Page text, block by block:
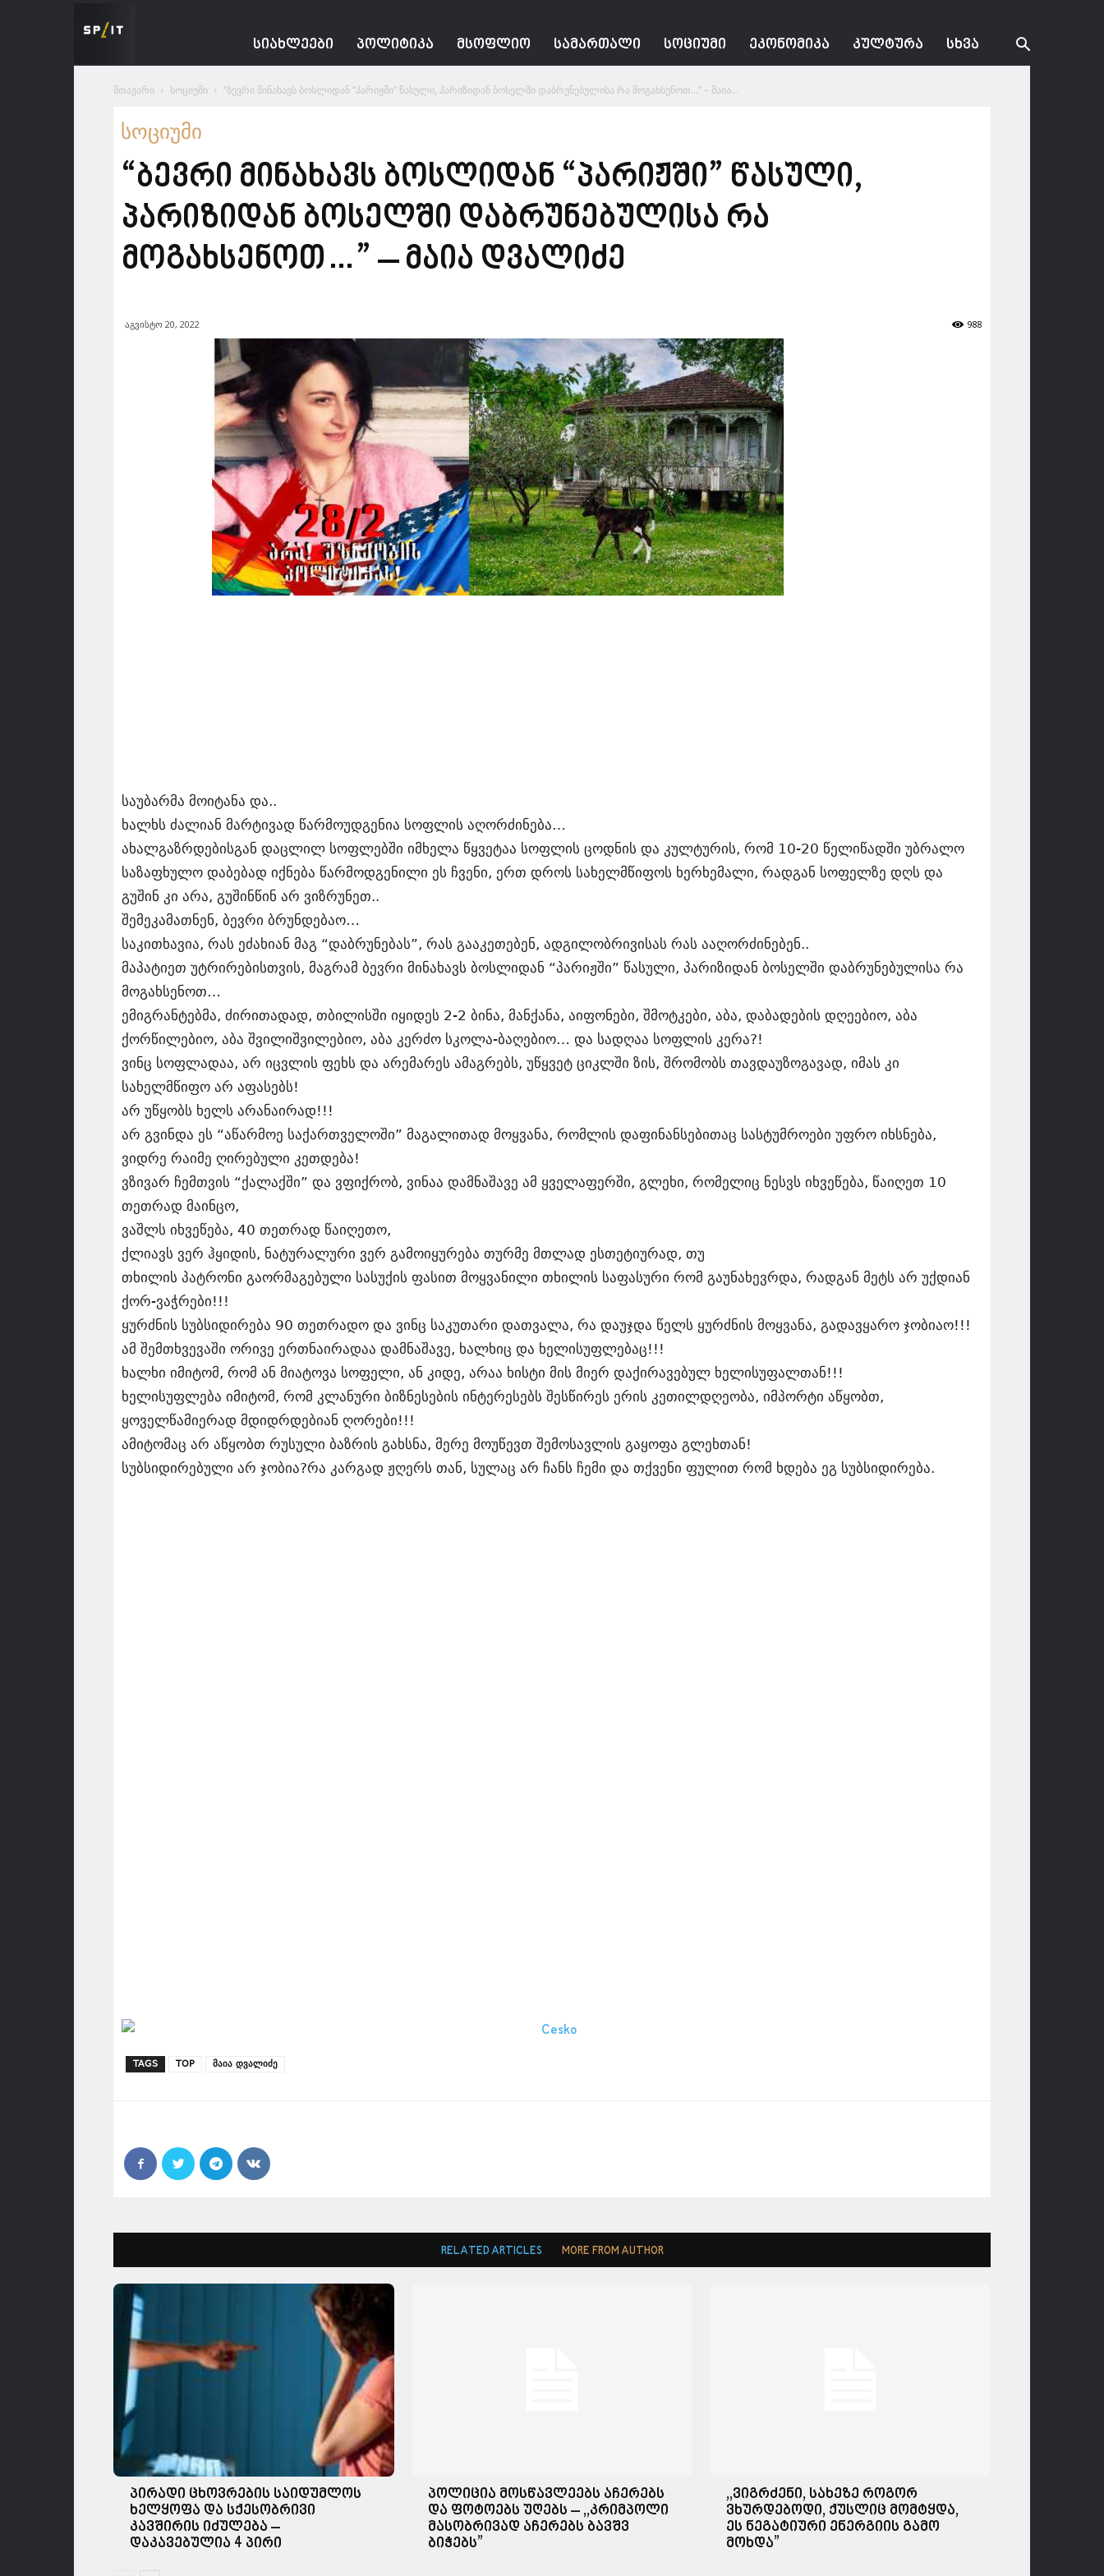
ᲡᲘᲐᲮᲚᲔᲔᲑᲘ ᲞᲝᲚᲘᲢᲘᲙᲐ ᲛᲡᲝᲤᲚᲘᲝ ᲡᲐᲛᲐᲠᲗᲐᲚᲘ ᲡᲝᲪᲘᲣᲛᲘ ᲔᲙᲝᲜᲝᲛᲘᲙᲐ ᲙᲣᲚᲢᲣᲠᲐ ᲡᲮᲕᲐ
მთავარი სოციუმი “ბევრი მინახავს ბოსლიდან “პარიჟში” წასული, პარიზიდან ბოსელში დაბრუნებულისა რა მოგახსენოთ…” – მაია...
სოციუმი
“ბევრი მინახავს ბოსლიდან “პარიჟში” წასული,
პარიზიდან ბოსელში დაბრუნებულისა რა
მოგახსენოთ…” – მაია დვალიძე
აგვისტო 20, 2022 988
საუბარმა მოიტანა და..
ხალხს ძალიან მარტივად წარმოუდგენია სოფლის აღორძინება…
ახალგაზრდებისგან დაცლილ სოფლებში იმხელა წყვეტაა სოფლის ცოდნის და კულტურის, რომ 10-20 წელიწადში უბრალო
საზაფხულო დაბებად იქნება წარმოდგენილი ეს ჩვენი, ერთ დროს სახელმწიფოს ხერხემალი, რადგან სოფელზე დღს და
გუშინ კი არა, გუშინწინ არ ვიზრუნეთ..
შემეკამათნენ, ბევრი ბრუნდებაო…
საკითხავია, რას ეძახიან მაგ “დაბრუნებას”, რას გააკეთებენ, ადგილობრივისას რას ააღორძინებენ..
მაპატიეთ უტრირებისთვის, მაგრამ ბევრი მინახავს ბოსლიდან “პარიჟში” წასული, პარიზიდან ბოსელში დაბრუნებულისა რა
მოგახსენოთ…
ემიგრანტებმა, ძირითადად, თბილისში იყიდეს 2-2 ბინა, მანქანა, აიფონები, შმოტკები, აბა, დაბადების დღეებიო, აბა
ქორწილებიო, აბა შვილიშვილებიო, აბა კერძო სკოლა-ბაღებიო… და სადღაა სოფლის კერა?!
ვინც სოფლადაა, არ იცვლის ფეხს და არემარეს ამაგრებს, უწყვეტ ციკლში ზის, შრომობს თავდაუზოგავად, იმას კი
სახელმწიფო არ აფასებს!
არ უწყობს ხელს არანაირად!!!
არ გვინდა ეს “აწარმოე საქართველოში” მაგალითად მოყვანა, რომლის დაფინანსებითაც სასტუმროები უფრო იხსნება,
ვიდრე რაიმე ღირებული კეთდება!
ვზივარ ჩემთვის “ქალაქში” და ვფიქრობ, ვინაა დამნაშავე ამ ყველაფერში, გლეხი, რომელიც ნესვს იხვეწება, წაიღეთ 10
თეთრად მაინცო,
ვაშლს იხვეწება, 40 თეთრად წაიღეთო,
ქლიავს ვერ ჰყიდის, ნატურალური ვერ გამოიყურება თურმე მთლად ესთეტიურად, თუ
თხილის პატრონი გაორმაგებული სასუქის ფასით მოყვანილი თხილის საფასური რომ გაუნახევრდა, რადგან მეტს არ უქდიან
ქორ-ვაჭრები!!!
ყურძნის სუბსიდირება 90 თეთრადო და ვინც საკუთარი დათვალა, რა დაუჯდა წელს ყურძნის მოყვანა, გადავყარო ჯობიაო!!!
ამ შემთხვევაში ორივე ერთნაირადაა დამნაშავე, ხალხიც და ხელისუფლებაც!!!
ხალხი იმიტომ, რომ ან მიატოვა სოფელი, ან კიდე, არაა ხისტი მის მიერ დაქირავებულ ხელისუფალთან!!!
ხელისუფლება იმიტომ, რომ კლანური ბიზნესების ინტერესებს შესწირეს ერის კეთილდღეობა, იმპორტი აწყობთ,
ყოველწამიერად მდიდრდებიან ღორები!!!
ამიტომაც არ აწყობთ რუსული ბაზრის გახსნა, მერე მოუწევთ შემოსავლის გაყოფა გლეხთან!
სუბსიდირებული არ ჯობია?რა კარგად ჟღერს თან, სულაც არ ჩანს ჩემი და თქვენი ფულით რომ ხდება ეგ სუბსიდირება.
TAGS TOP მაია დვალიძე
RELATED ARTICLES MORE FROM AUTHOR
პირადი ცხოვრების საიდუმლოს
ხელყოფა და სქესობრივი
კავშირის იძულება –
დაკავებულია 4 პირი
პოლიცია მოსწავლეებს აჩერებს
და ფოტოებს უღებს – ,,კრიმპოლი
მასობრივად აჩერებს ბავშვ
ბიჭებს”
,,ვიგრძენი, სახეზე როგორ
ვხურდებოდი, ქუსლიც მომტყდა,
ეს ნეგატიური ენერგიის გამო
მოხდა”